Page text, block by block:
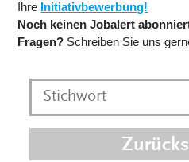
Ihre Initiativbewerbung!
Noch keinen Jobalert
Fragen? Schreiben Sie uns